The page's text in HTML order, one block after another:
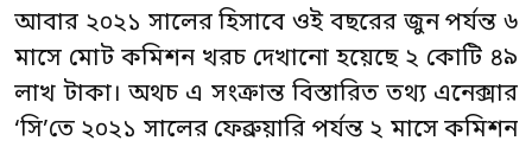
আবার ২০২১ সালের হিসাবে ওই বছরের জুন পর্যন্ত ৬
মাসে মোট কমিশন খরচ দেখানো হয়েছে ২ কোটি ৪৯
লাখ টাকা। অথচ এ সংক্রান্ত বিস্তারিত তথ্য এনেক্সার
‘সি’তে ২০২১ সালের ফেব্রুয়ারি পর্যন্ত ২ মাসে কমিশন